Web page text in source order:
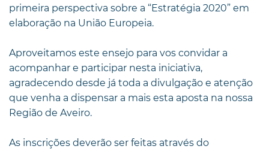
primeira perspectiva sobre a “Estratégia 2020” em
elaboração na União Europeia.
Aproveitamos este ensejo para vos convidar a
acompanhar e participar nesta iniciativa,
agradecendo desde já toda a divulgação e atenção
que venha a dispensar a mais esta aposta na nossa
Região de Aveiro.
As inscrições deverão ser feitas através do